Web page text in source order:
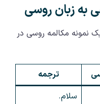
به زبان روسی
نمونه مکالمه روسی در
ترجمه
سلام.